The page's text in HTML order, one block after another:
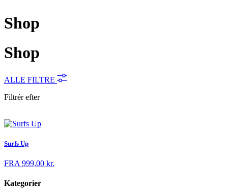
Shop
Shop
ALLE FILTRE
Filtrér efter
Surfs Up
FRA 999,00 kr.
Kategorier